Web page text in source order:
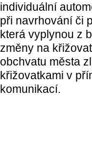
individuální
při navrhování či
která vyplynou z
změny na
obchvatu města
křižovatkami v
komunikací.